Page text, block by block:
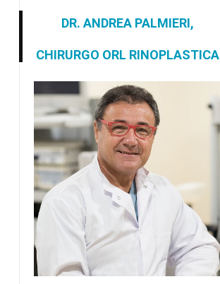
DR. ANDREA PALMIERI,
CHIRURGO ORL RINOPLASTICA